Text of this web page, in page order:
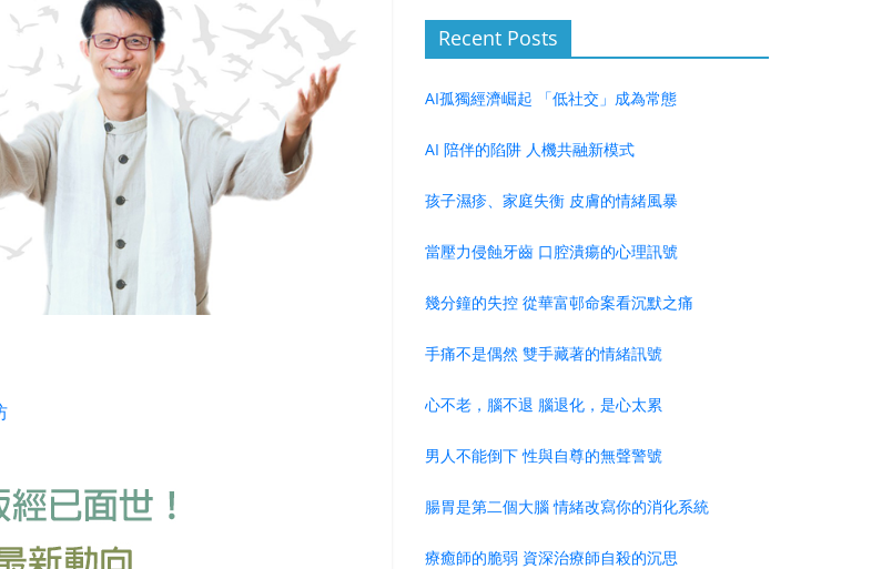
Recent Posts
AI孤獨經濟崛起 「低社交」成為常態
AI 陪伴的陷阱 人機共融新模式
孩子濕疹、家庭失衡 皮膚的情緒風暴
當壓力侵蝕牙齒 口腔潰瘍的心理訊號
幾分鐘的失控 從華富邨命案看沉默之痛
手痛不是偶然 雙手藏著的情緒訊號
心不老，腦不退 腦退化，是心太累
男人不能倒下 性與自尊的無聲警號
腸胃是第二個大腦 情緒改寫你的消化系統
療癒師的脆弱 資深治療師自殺的沉思